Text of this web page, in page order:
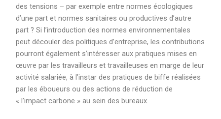
des tensions – par exemple entre normes écologiques
d’une part et normes sanitaires ou productives d’autre
part ? Si l’introduction des normes environnementales
peut découler des politiques d’entreprise, les contributions
pourront également s’intéresser aux pratiques mises en
œuvre par les travailleurs et travailleuses en marge de leur
activité salariée, à l’instar des pratiques de biffe réalisées
par les éboueurs ou des actions de réduction de
« l’impact carbone » au sein des bureaux.